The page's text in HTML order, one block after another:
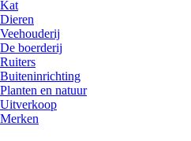
Kat
Dieren
Veehouderij
De boerderij
Ruiters
Buiteninrichting
Planten en natuur
Uitverkoop
Merken